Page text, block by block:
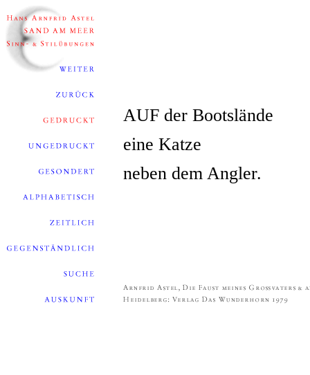
AUF der Bootslände
eine Katze
neben dem Angler.